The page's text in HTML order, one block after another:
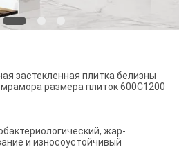
застекленная плитка белизны
размера плиток 600С1200
жар-
и износоустойчивый